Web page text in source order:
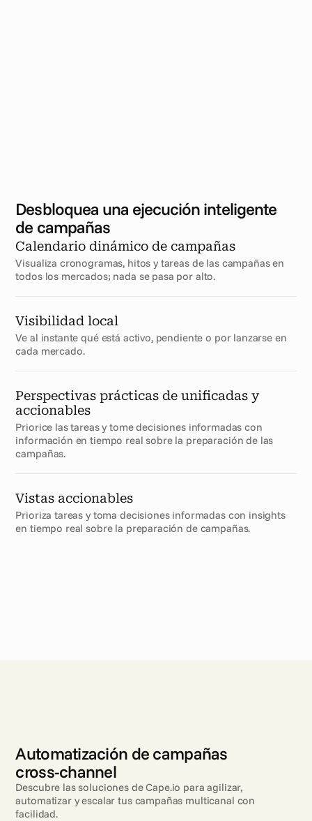
Desbloquea una ejecución inteligente
de campañas
Calendario dinámico de campañas
Visualiza cronogramas, hitos y tareas de las campañas en
todos los mercados; nada se pasa por alto.
Visibilidad local
Ve al instante qué está activo, pendiente o por lanzarse en
cada mercado.
Perspectivas prácticas de unificadas y
accionables
Priorice las tareas y tome decisiones informadas con
información en tiempo real sobre la preparación de las
campañas.
Vistas accionables
Prioriza tareas y toma decisiones informadas con insights
en tiempo real sobre la preparación de campañas.
Automatización de campañas
cross-channel
Descubre las soluciones de Cape.io para agilizar,
automatizar y escalar tus campañas multicanal con
facilidad.